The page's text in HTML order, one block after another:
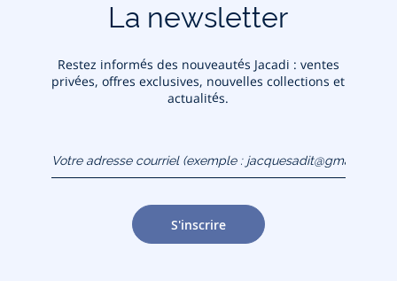
La newsletter
Restez informés des nouveautés Jacadi : ventes
privées, offres exclusives, nouvelles collections et
actualités.
(exemple :
jacquesadit@gmail.com)
S'inscrire